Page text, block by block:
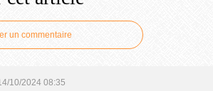
un commentaire
10/2024 08:35